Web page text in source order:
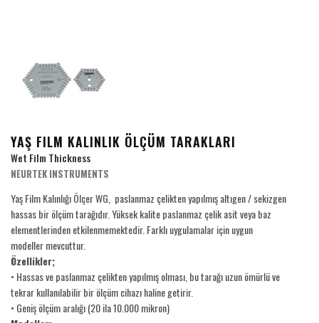
YAŞ FILM KALINLIK ÖLÇÜM TARAKLARI
Wet Film Thickness
NEURTEK INSTRUMENTS
Yaş Film Kalınlığı Ölçer WG, paslanmaz çelikten yapılmış altıgen / sekizgen
hassas bir ölçüm tarağıdır. Yüksek kalite paslanmaz çelik asit veya baz
elementlerinden etkilenmemektedir. Farklı uygulamalar için uygun
modeller mevcuttur.
Özellikler;
• Hassas ve paslanmaz çelikten yapılmış olması, bu tarağı uzun ömürlü ve
tekrar kullanılabilir bir ölçüm cihazı haline getirir.
• Geniş ölçüm aralığı (20 ila 10.000 mikron)